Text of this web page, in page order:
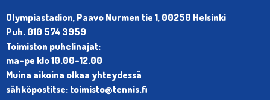
Olympiastadion, Paavo Nurmen tie 1, 00250 Helsinki
Puh. 010 574 3959
Toimiston puhelinajat:
ma-pe klo 10.00-12.00
Muina aikoina olkaa yhteydessä
sähköpostitse: toimisto@tennis.fi